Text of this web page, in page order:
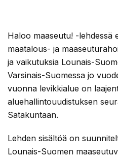
Haloo maaseutu! -lehdessä
maatalous- ja
ja vaikutuksia Lounais-
Varsinais-Suomessa jo
vuonna levikkialue on
aluehallintouudistuksen
Satakuntaan.
Lehden sisältöä on
Lounais-Suomen